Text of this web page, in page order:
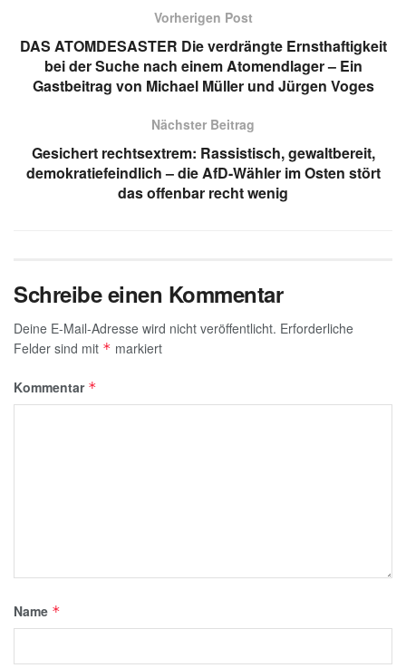
A
p
p
a
m
dI
n
e
b
o
o
k
g
e
Vorherigen Post
DAS ATOMDESASTER Die verdrängte Ernsthaftigkeit
bei der Suche nach einem Atomendlager – Ein
Gastbeitrag von Michael Müller und Jürgen Voges
Nächster Beitrag
Gesichert rechtsextrem: Rassistisch, gewaltbereit,
demokratiefeindlich – die AfD-Wähler im Osten stört
das offenbar recht wenig
Schreibe einen Kommentar
Deine E-Mail-Adresse wird nicht veröffentlicht. Erforderliche
Felder sind mit * markiert
Kommentar *
Name *